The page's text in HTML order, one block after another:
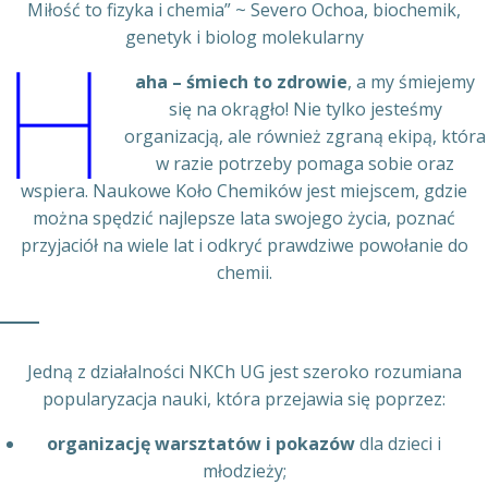
Miłość to fizyka i chemia” ~ Severo Ochoa, biochemik,
genetyk i biolog molekularny
H aha – śmiech to zdrowie, a my śmiejemy
się na okrągło! Nie tylko jesteśmy
organizacją, ale również zgraną ekipą, która
w razie potrzeby pomaga sobie oraz
wspiera. Naukowe Koło Chemików jest miejscem, gdzie
można spędzić najlepsze lata swojego życia, poznać
przyjaciół na wiele lat i odkryć prawdziwe powołanie do
chemii.
Jedną z działalności NKCh UG jest szeroko rozumiana
popularyzacja nauki, która przejawia się poprzez:
organizację warsztatów i pokazówdla dzieci i
młodzieży;